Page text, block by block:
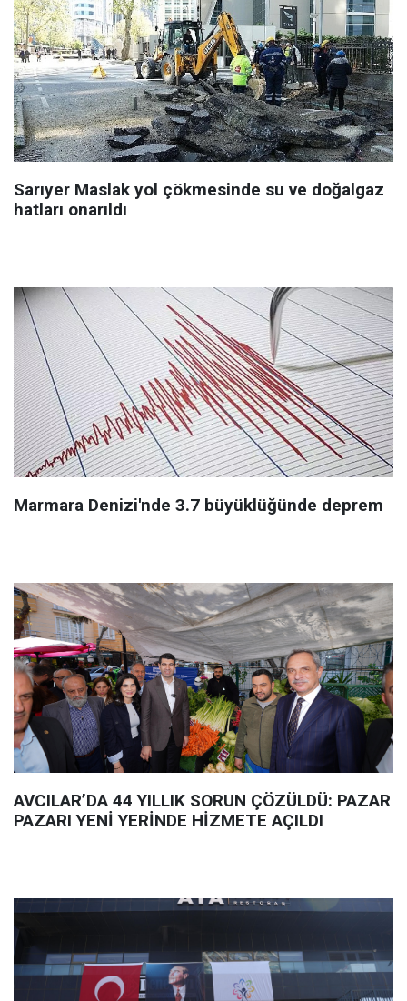
Sarıyer Maslak yol çökmesinde su ve doğalgaz
hatları onarıldı
Marmara Denizi'nde 3.7 büyüklüğünde deprem
AVCILAR’DA 44 YILLIK SORUN ÇÖZÜLDÜ: PAZAR
PAZARI YENİ YERİNDE HİZMETE AÇILDI